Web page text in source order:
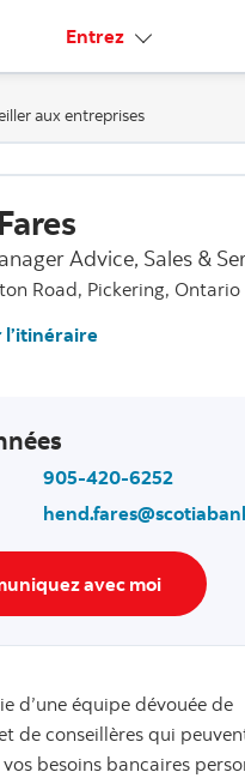
Entrez Liens connexes
aux entreprises
Advice, Sales &
Road, Pickering, Ontario
905-420-6252
avec moi
d’une équipe dévouée de
de conseillères qui
besoins bancaires